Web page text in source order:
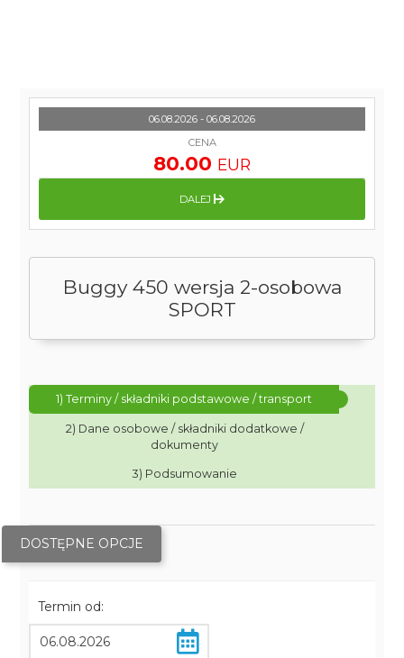
Buggy 450 wersja 2-osobowa
SPORT
1) Terminy / składniki podstawowe / transport
2) Dane osobowe / składniki dodatkowe /
dokumenty
3) Podsumowanie
DOSTĘPNE OPCJE
Termin od:
06.08.2026 - 06.08.2026
CENA
80.00 EUR
DALEJ